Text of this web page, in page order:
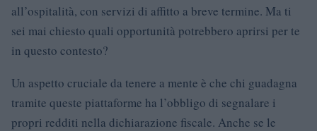
all’ospitalità, con servizi di affitto a breve termine. Ma ti
sei mai chiesto quali opportunità potrebbero aprirsi per te
in questo contesto?
Un aspetto cruciale da tenere a mente è che chi guadagna
tramite queste piattaforme ha l’obbligo di segnalare i
propri redditi nella dichiarazione fiscale. Anche se le